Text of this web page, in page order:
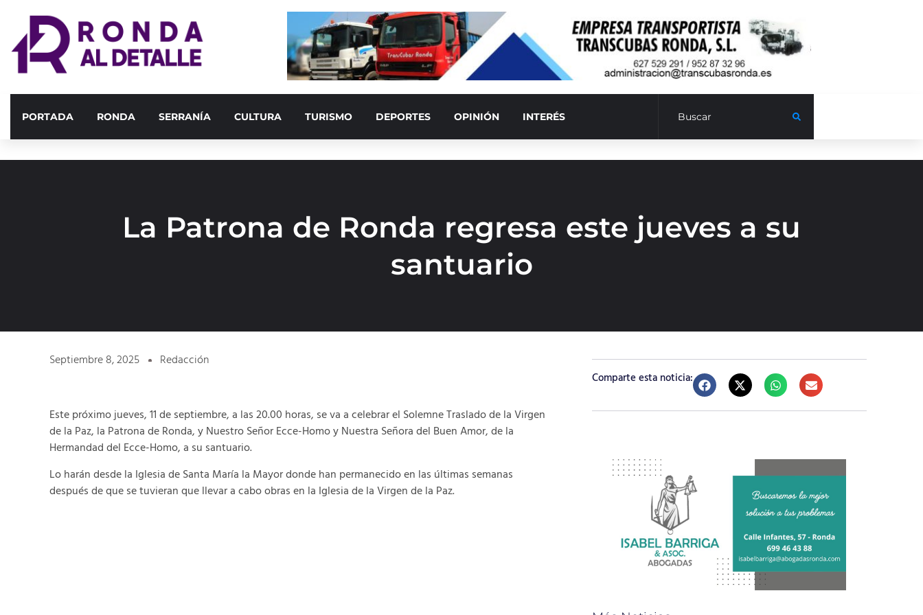
PORTADA RONDA SERRANÍA CULTURA TURISMO DEPORTES OPINIÓN INTERÉS
La Patrona de Ronda regresa este jueves a su
santuario
Septiembre 8, 2025 Redacción
Este próximo jueves, 11 de septiembre, a las 20.00 horas, se va a celebrar el Solemne Traslado de la Virgen
de la Paz, la Patrona de Ronda, y Nuestro Señor Ecce-Homo y Nuestra Señora del Buen Amor, de la
Hermandad del Ecce-Homo, a su santuario.
Lo harán desde la Iglesia de Santa María la Mayor donde han permanecido en las últimas semanas
después de que se tuvieran que llevar a cabo obras en la Iglesia de la Virgen de la Paz.
Comparte esta noticia: